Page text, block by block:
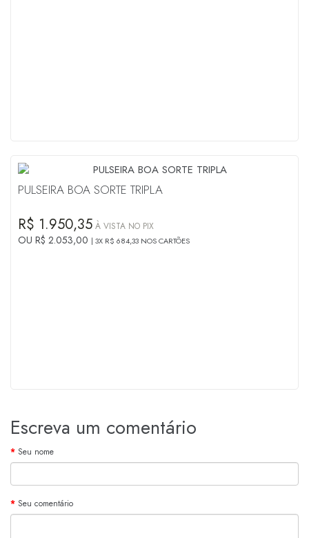
PULSEIRA BOA SORTE TRIPLA
R$ 1.950,35 À VISTA NO PIX
OU R$ 2.053,00 3X R$ 684,33 NOS CARTÕES
Escreva um comentário
Seu nome
Seu comentário